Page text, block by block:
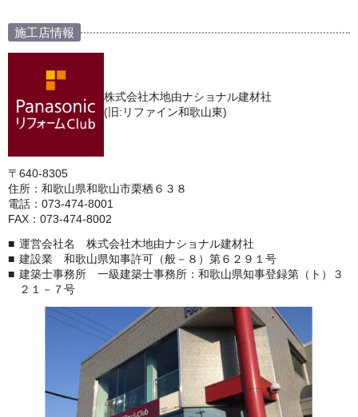
施工店情報
株式会社木地由ナショナル建材社
(旧:リファイン和歌山東)
〒640-8305
住所：和歌山県和歌山市栗栖６３８
電話：073-474-8001
FAX：073-474-8002
運営会社名 株式会社木地由ナショナル建材社
建設業 和歌山県知事許可（般－８）第６２９１号
建築士事務所 一級建築士事務所：和歌山県知事登録第（ト）３
２１－７号